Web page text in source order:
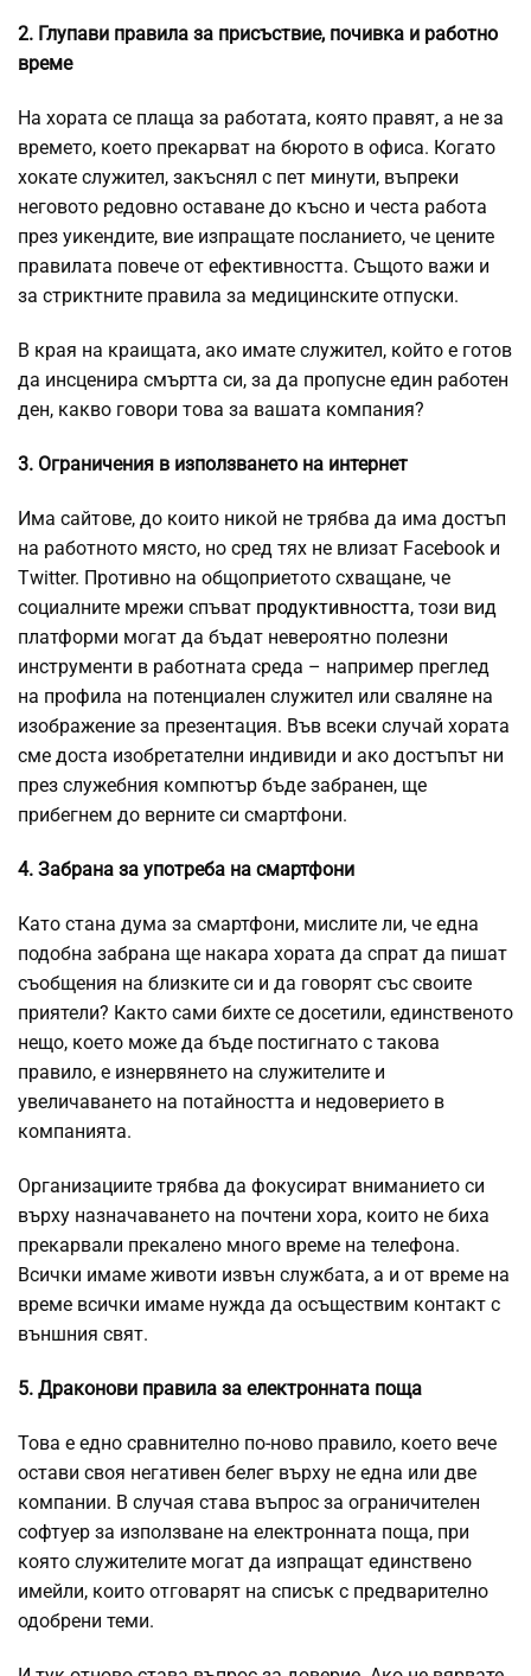
2. Глупави правила за присъствие, почивка и работно
време
На хората се плаща за работата, която правят, а не за
времето, което прекарват на бюрото в офиса. Когато
хокате служител, закъснял с пет минути, въпреки
неговото редовно оставане до късно и честа работа
през уикендите, вие изпращате посланието, че цените
правилата повече от ефективността. Същото важи и
за стриктните правила за медицинските отпуски.
В края на краищата, ако имате служител, който е готов
да инсценира смъртта си, за да пропусне един работен
ден, какво говори това за вашата компания?
3. Ограничения в използването на интернет
Има сайтове, до които никой не трябва да има достъп
на работното място, но сред тях не влизат Facebook и
Twitter. Противно на общоприетото схващане, че
социалните мрежи спъват продуктивността, този вид
платформи могат да бъдат невероятно полезни
инструменти в работната среда – например преглед
на профила на потенциален служител или сваляне на
изображение за презентация. Във всеки случай хората
сме доста изобретателни индивиди и ако достъпът ни
през служебния компютър бъде забранен, ще
прибегнем до верните си смартфони.
4. Забрана за употреба на смартфони
Като стана дума за смартфони, мислите ли, че една
подобна забрана ще накара хората да спрат да пишат
съобщения на близките си и да говорят със своите
приятели? Както сами бихте се досетили, единственото
нещо, което може да бъде постигнато с такова
правило, е изнервянето на служителите и
увеличаването на потайността и недоверието в
компанията.
Организациите трябва да фокусират вниманието си
върху назначаването на почтени хора, които не биха
прекарвали прекалено много време на телефона.
Всички имаме животи извън службата, а и от време на
време всички имаме нужда да осъществим контакт с
външния свят.
5. Драконови правила за електронната поща
Това е едно сравнително по-ново правило, което вече
остави своя негативен белег върху не една или две
компании. В случая става въпрос за ограничителен
софтуер за използване на електронната поща, при
която служителите могат да изпращат единствено
имейли, които отговарят на списък с предварително
одобрени теми.